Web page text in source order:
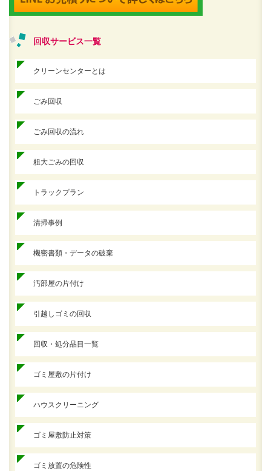
回収サービス一覧
クリーンセンターとは
ごみ回収
ごみ回収の流れ
粗大ごみの回収
トラックプラン
清掃事例
機密書類・データの破棄
汚部屋の片付け
引越しゴミの回収
回収・処分品目一覧
ゴミ屋敷の片付け
ハウスクリーニング
ゴミ屋敷防止対策
ゴミ放置の危険性